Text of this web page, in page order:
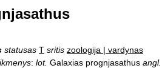
statusas T sritis zoologija | vardynas
: lot. Galaxias prognjasathus angl.